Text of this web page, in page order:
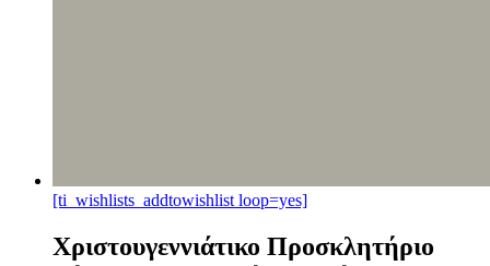
[ti_wishlists_addtowishlist loop=yes]
Χριστουγεννιάτικο Προσκλητήριο